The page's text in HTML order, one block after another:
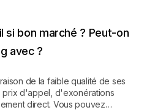
si bon marché ? Peut-on
avec ?
de la faible qualité de ses
prix d'appel, d'exonérations
direct. Vous pouvez